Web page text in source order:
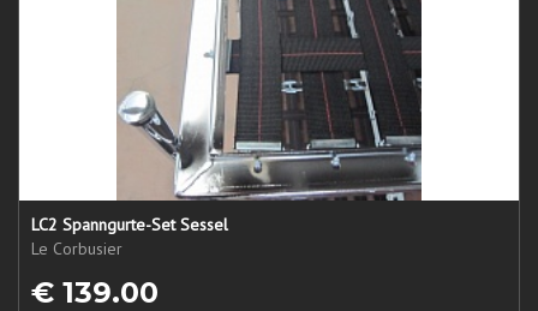
LC2 Spanngurte-Set Sessel
Le Corbusier
€ 139.00